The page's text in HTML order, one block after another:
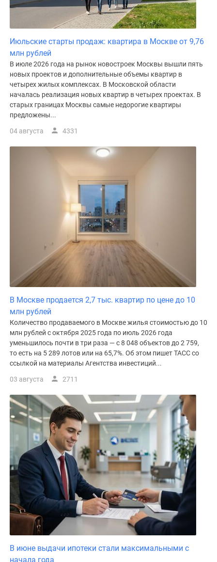
Бизнес-
центры
Коттеджи
Скидки
акции
Макс
Июльские старты продаж: квартира в Москве от 9,76
млн рублей
В июле 2026 года на рынок новостроек Москвы вышли пять
новых проектов и дополнительные объемы квартир в
четырех жилых комплексах. В Московской области
началась реализация новых квартир в четырех проектах. В
старых границах Москвы самые недорогие квартиры
предложены...
04 августа 4331
В Москве продается 2,7 тыс. квартир по цене до 10
млн рублей
Количество продаваемого в Москве жилья стоимостью до 10
млн рублей с октября 2025 года по июль 2026 года
уменьшилось почти в три раза — с 8 048 объектов до 2 759,
то есть на 5 289 лотов или на 65,7%. Об этом пишет ТАСС со
ссылкой на материалы Агентства инвестиций...
03 августа 2711
В июне выдачи ипотеки стали максимальными с
начала года